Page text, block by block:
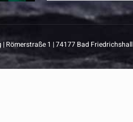
Römerstraße 1 | 74177 Bad Friedrichshall